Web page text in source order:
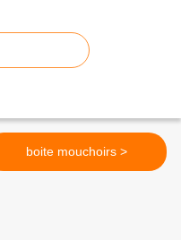
boite mouchoirs >